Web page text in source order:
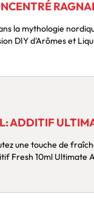
la mythologie
DIY d'Arômes et
ADDITIF
une touche de